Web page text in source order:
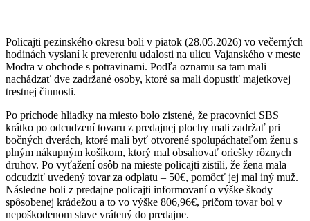
Policajti pezinského okresu boli v piatok (28.05.2026) vo večerných
hodinách vyslaní k prevereniu udalosti na ulicu Vajanského v meste
Modra v obchode s potravinami. Podľa oznamu sa tam mali
nachádzať dve zadržané osoby, ktoré sa mali dopustiť majetkovej
trestnej činnosti.
Po príchode hliadky na miesto bolo zistené, že pracovníci SBS
krátko po odcudzení tovaru z predajnej plochy mali zadržať pri
bočných dverách, ktoré mali byť otvorené spolupáchateľom ženu s
plným nákupným košíkom, ktorý mal obsahovať oriešky rôznych
druhov. Po vyťažení osôb na mieste policajti zistili, že žena mala
odcudziť uvedený tovar za odplatu – 50€, pomôcť jej mal iný muž.
Následne boli z predajne policajti informovaní o výške škody
spôsobenej krádežou a to vo výške 806,96€, pričom tovar bol v
nepoškodenom stave vrátený do predajne.